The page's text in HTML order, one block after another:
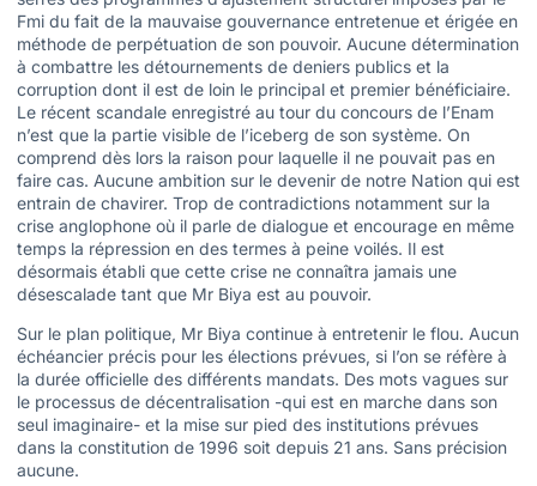
Fmi du fait de la mauvaise gouvernance entretenue et érigée en
méthode de perpétuation de son pouvoir. Aucune détermination
à combattre les détournements de deniers publics et la
corruption dont il est de loin le principal et premier bénéficiaire.
Le récent scandale enregistré au tour du concours de l’Enam
n’est que la partie visible de l’iceberg de son système. On
comprend dès lors la raison pour laquelle il ne pouvait pas en
faire cas. Aucune ambition sur le devenir de notre Nation qui est
entrain de chavirer. Trop de contradictions notamment sur la
crise anglophone où il parle de dialogue et encourage en même
temps la répression en des termes à peine voilés. Il est
désormais établi que cette crise ne connaîtra jamais une
désescalade tant que Mr Biya est au pouvoir.
Sur le plan politique, Mr Biya continue à entretenir le flou. Aucun
échéancier précis pour les élections prévues, si l’on se réfère à
la durée officielle des différents mandats. Des mots vagues sur
le processus de décentralisation -qui est en marche dans son
seul imaginaire- et la mise sur pied des institutions prévues
dans la constitution de 1996 soit depuis 21 ans. Sans précision
aucune.